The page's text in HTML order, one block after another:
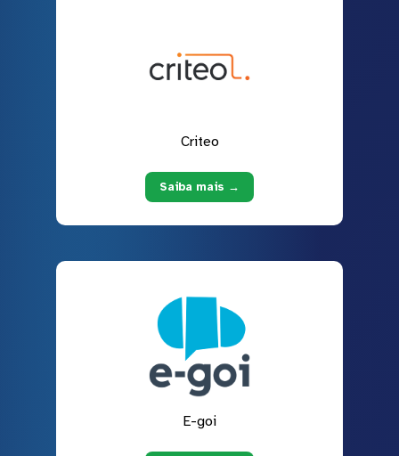
Criteo
Saiba mais →
E-goi